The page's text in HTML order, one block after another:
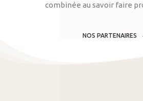
combinée au savoir faire
NOS PARTENAIRES